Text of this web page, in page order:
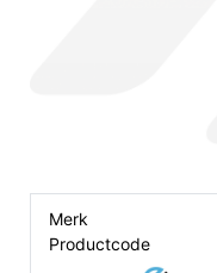
Merk
Productcode